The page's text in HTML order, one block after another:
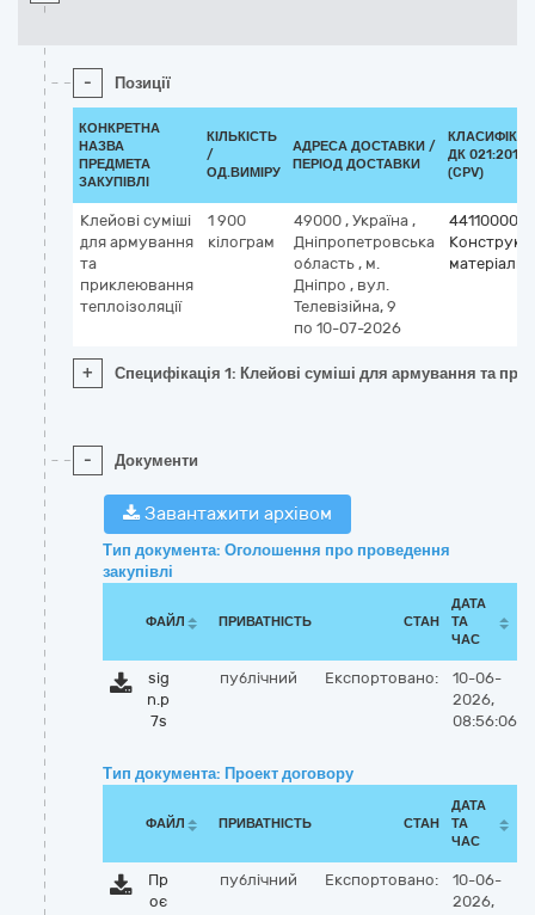
- Позиції
КОНКРЕТНА
НАЗВА
ПРЕДМЕТА
ЗАКУПІВЛІ
КІЛЬКІСТЬ
/
ОД.ВИМІРУ
АДРЕСА ДОСТАВКИ /
ПЕРІОД ДОСТАВКИ
ДК 021:2015
(CPV)
Клейові суміші
для армування
та
приклеювання
теплоізоляції
1 900
кілограм
49000 , Україна ,
Дніпропетровська
область , м.
Дніпро , вул.
Телевізійна, 9
по 10-07-2026
44110000-4
матеріали
+ Специфікація 1: Клейові суміші для армування та
- Документи
Завантажити архівом
Тип документа: Оголошення про проведення
закупівлі
ФАЙЛ ПРИВАТНІСТЬ СТАН
ДАТА
ТА
ЧАС
sig
n.p
7s
публічний Експортовано:
10-06-
2026,
08:56:06
Тип документа: Проект договору
ФАЙЛ ПРИВАТНІСТЬ СТАН
ДАТА
ТА
ЧАС
Пр
оє
публічний Експортовано:
10-06-
2026,